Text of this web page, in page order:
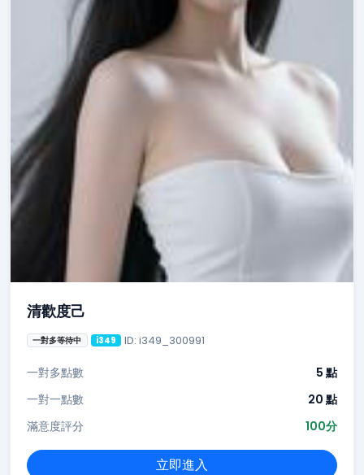
清歡度己
一對多等待中 i349 ID: i349_300991
一對多點數
5 點
一對一點數
20 點
滿意度評分
100分
立即進入